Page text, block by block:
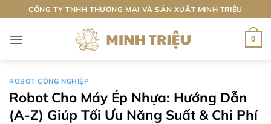
qua
nội
CÔNG TY TNHH THƯƠNG MẠI VÀ SẢN XUẤT MINH TRIỆU
0
ROBOT CÔNG NGHIỆP
Robot Cho Máy Ép Nhựa: Hướng Dẫn
(A-Z) Giúp Tối Ưu Năng Suất & Chi Phí